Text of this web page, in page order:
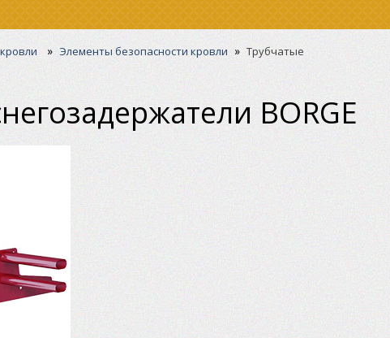
» Элементы безопасности кровли » Трубчатые
BORGE